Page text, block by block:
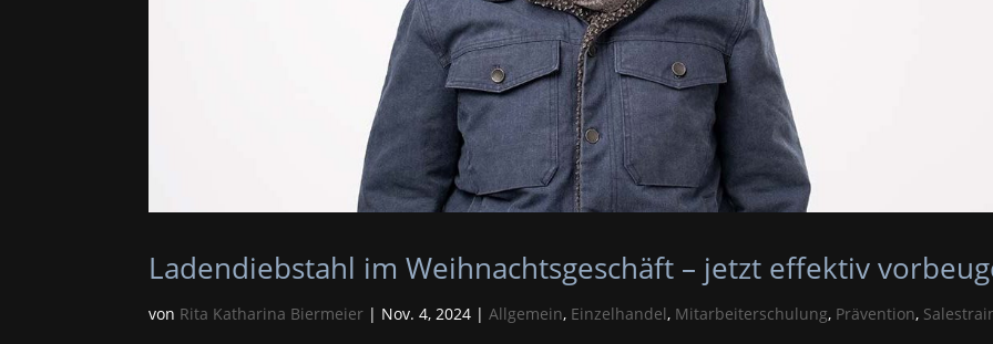
Ladendiebstahl im Weihnachtsgeschäft – jetzt effektiv
von Rita Katharina Biermeier | Nov. 4, 2024 |Allgemein, Einzelhandel, Mitarbeiterschulung, Prävention,